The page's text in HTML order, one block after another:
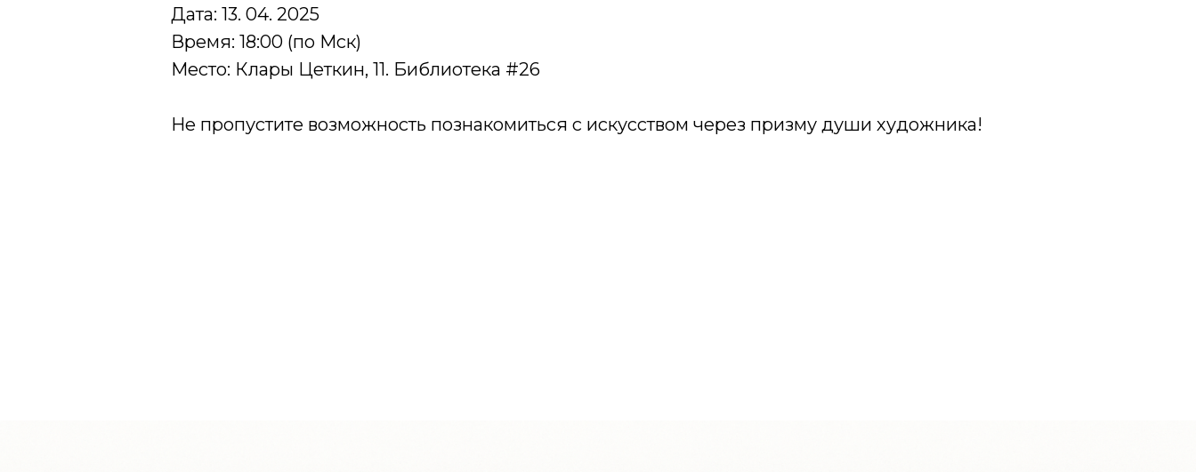
Дата: 13. 04. 2025
Время: 18:00 (по Мск)
Место: Клары Цеткин, 11. Библиотека #26
Не пропустите возможность познакомиться с искусством через призму души художника!